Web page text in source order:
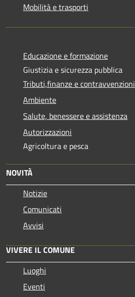
Mobilità e trasporti
Educazione e formazione
Giustizia e sicurezza pubblica
Tributi,finanze e contravvenzioni
Ambiente
Salute, benessere e assistenza
Autorizzazioni
Agricoltura e pesca
NOVITÀ
Notizie
Comunicati
Avvisi
VIVERE IL COMUNE
Luoghi
Eventi